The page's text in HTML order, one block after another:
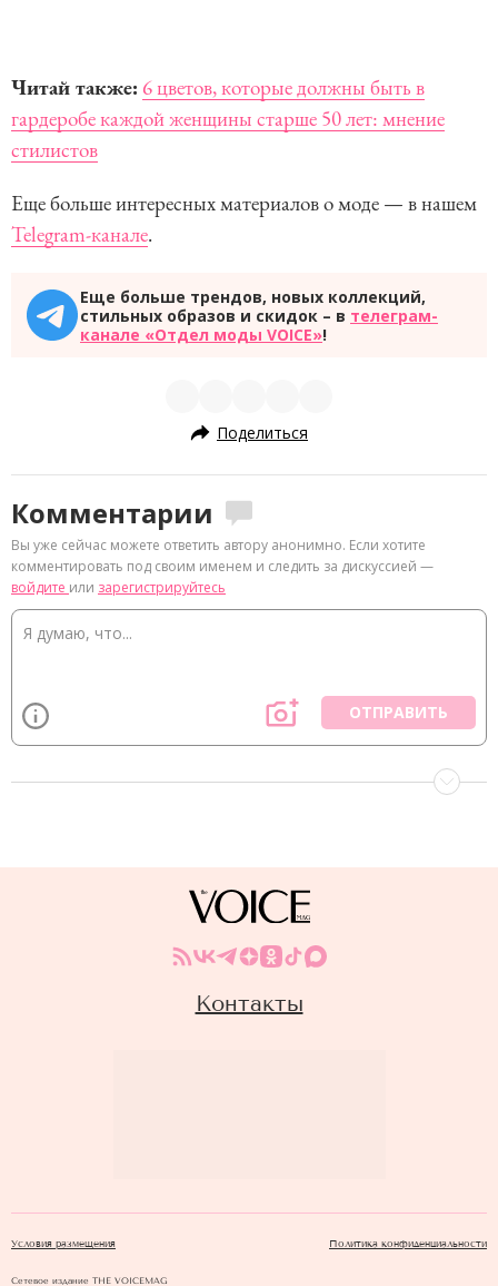
Читай также: 6 цветов, которые должны быть в
гардеробе каждой женщины старше 50 лет: мнение
стилистов
Еще больше интересных материалов о моде — в нашем
Telegram-канале.
Еще больше трендов, новых коллекций,
стильных образов и скидок – в телеграм-
канале «Отдел моды VOICE»!
Поделиться
Комментарии
Вы уже сейчас можете ответить автору анонимно. Если хотите
комментировать под своим именем и следить за дискуссией —
войдите или зарегистрируйтесь
ОТПРАВИТЬ
Контакты
Условия размещения Политика конфиденциальности
Сетевое издание THE VOICEMAG